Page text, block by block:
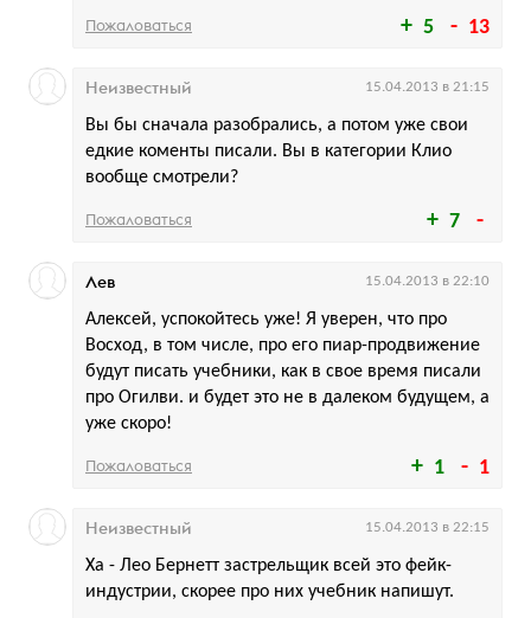
5 13
Пожаловаться
7
Вы бы сначала разобрались, а потом уже свои
едкие коменты писали. Вы в категории Клио
вообще смотрели?
Неизвестный 15.04.2013 в 21:15
Пожаловаться
1 1
Алексей, успокойтесь уже! Я уверен, что про
Восход, в том числе, про его пиар-продвижение
будут писать учебники, как в свое время писали
про Огилви. и будет это не в далеком будущем, а
уже скоро!
Лев 15.04.2013 в 22:10
Пожаловаться
Ха - Лео Бернетт застрельщик всей это фейк-
индустрии, скорее про них учебник напишут.
Неизвестный 15.04.2013 в 22:15